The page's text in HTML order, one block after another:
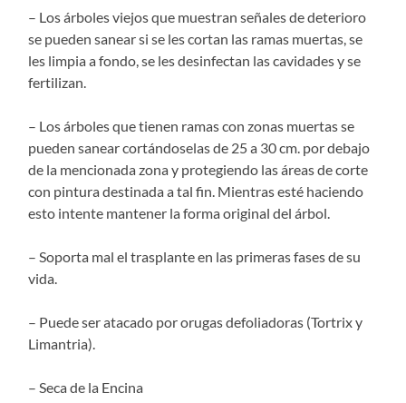
– Los árboles viejos que muestran señales de deterioro
se pueden sanear si se les cortan las ramas muertas, se
les limpia a fondo, se les desinfectan las cavidades y se
fertilizan.
– Los árboles que tienen ramas con zonas muertas se
pueden sanear cortándoselas de 25 a 30 cm. por debajo
de la mencionada zona y protegiendo las áreas de corte
con pintura destinada a tal fin. Mientras esté haciendo
esto intente mantener la forma original del árbol.
– Soporta mal el trasplante en las primeras fases de su
vida.
– Puede ser atacado por orugas defoliadoras (Tortrix y
Limantria).
– Seca de la Encina